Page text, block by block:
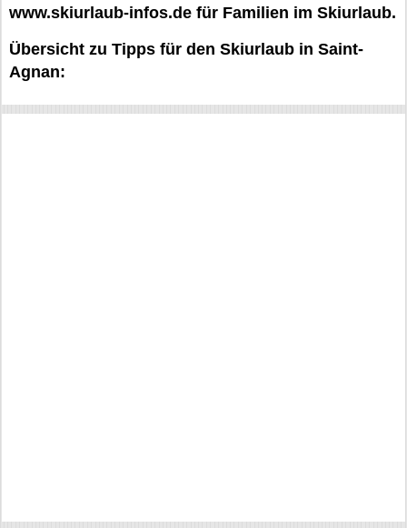
www.skiurlaub-infos.de für Familien im Skiurlaub.
Übersicht zu Tipps für den Skiurlaub in Saint-
Agnan: